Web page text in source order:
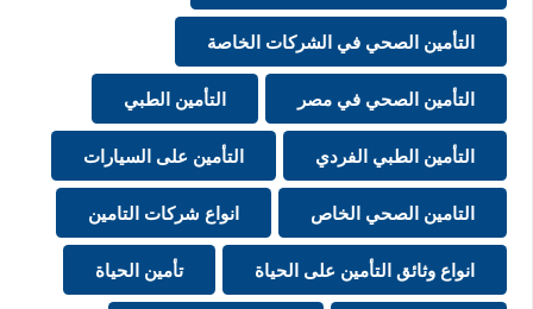
التأمين الصحي في الشركات الخاصة
التأمين الصحي في مصر التأمين الطبي
التأمين الطبي الفردي التأمين على السيارات
التامين الصحي الخاص انواع شركات التامين
انواع وثائق التأمين على الحياة تأمين الحياة